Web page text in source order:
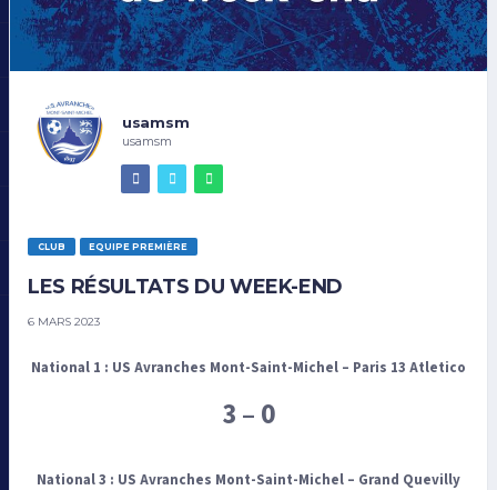
usamsm
usamsm
CLUB EQUIPE PREMIÈRE
LES RÉSULTATS DU WEEK-END
6 MARS 2023
National 1 : US Avranches Mont-Saint-Michel – Paris 13 Atletico
3 – 0
National 3 : US Avranches Mont-Saint-Michel – Grand Quevilly